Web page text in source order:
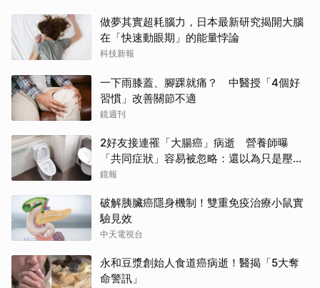
做夢其實超耗腦力，日本最新研究揭開大腦
在「快速動眼期」的能量悖論
科技新報
一下雨膝蓋、腳踝就痛？ 中醫授「4個好
習慣」改善關節不適
鏡週刊
2好友接連罹「大腸癌」病逝 營養師曝
「共同症狀」容易被忽略：還以為只是壓力
大
鏡報
破解胰臟癌隱身機制！雙重免疫治療小鼠實
驗見效
中天電視台
永和豆漿創始人食道癌病逝！醫揭「5大奪
命警訊」